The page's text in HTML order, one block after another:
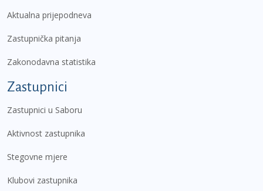
Aktualna prijepodneva
Zastupnička pitanja
Zakonodavna statistika
Zastupnici
Zastupnici u Saboru
Aktivnost zastupnika
Stegovne mjere
Klubovi zastupnika